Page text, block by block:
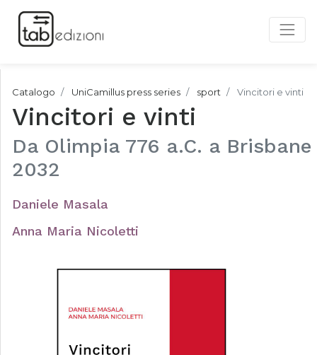
Catalogo UniCamillus press series sport Vincitori e vinti
Vincitori e vinti
Da Olimpia 776 a.C. a Brisbane
2032
Daniele Masala
Anna Maria Nicoletti